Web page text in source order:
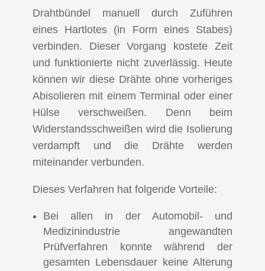
Drahtbündel manuell durch Zuführen
eines Hartlotes (in Form eines Stabes)
verbinden. Dieser Vorgang kostete Zeit
und funktionierte nicht zuverlässig. Heute
können wir diese Drähte ohne vorheriges
Abisolieren mit einem Terminal oder einer
Hülse verschweißen. Denn beim
Widerstandsschweißen wird die Isolierung
verdampft und die Drähte werden
miteinander verbunden.
Dieses Verfahren hat folgende Vorteile:
Bei allen in der Automobil- und
Medizinindustrie angewandten
Prüfverfahren konnte während der
gesamten Lebensdauer keine Alterung